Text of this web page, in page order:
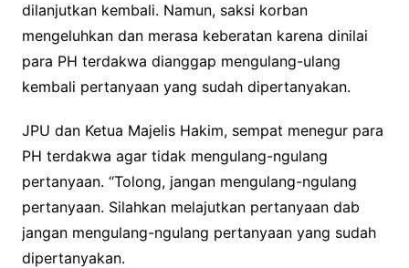
dilanjutkan kembali. Namun, saksi korban
mengeluhkan dan merasa keberatan karena dinilai
para PH terdakwa dianggap mengulang-ulang
kembali pertanyaan yang sudah dipertanyakan.
JPU dan Ketua Majelis Hakim, sempat menegur para
PH terdakwa agar tidak mengulang-ngulang
pertanyaan. “Tolong, jangan mengulang-ngulang
pertanyaan. Silahkan melajutkan pertanyaan dab
jangan mengulang-ngulang pertanyaan yang sudah
dipertanyakan.